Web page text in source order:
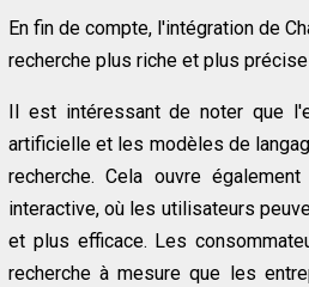
En fin de compte, l'intégration de
recherche plus riche et plus
Il est intéressant de noter que
artificielle et les modèles de
recherche. Cela ouvre
interactive, où les utilisateurs
et plus efficace. Les
recherche à mesure que les